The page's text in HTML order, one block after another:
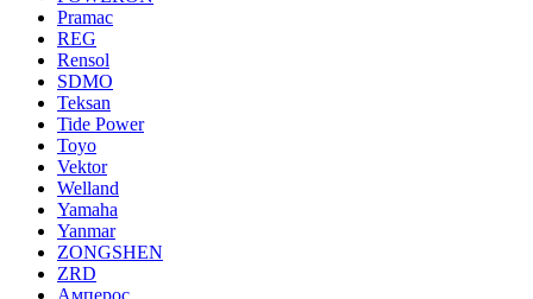
Pramac
REG
Rensol
SDMO
Teksan
Tide Power
Toyo
Vektor
Welland
Yamaha
Yanmar
ZONGSHEN
ZRD
Амперос